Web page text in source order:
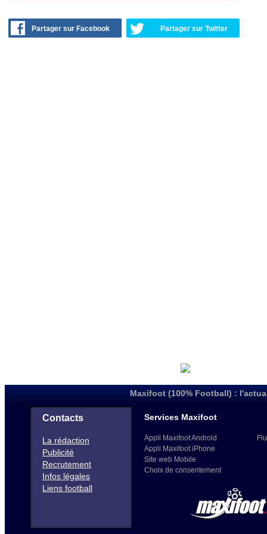
Partager sur Facebook Partager sur Twitter
Maxifoot (100% Football) :
Contacts
La rédaction
Publicité
Recrutement
Infos légales
Liens football
Services Maxifoot
Appli Maxifoot Android
Appli Maxifoot iPhone
Site web Mobile
Choix de consentement